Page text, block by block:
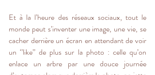
Et à la l’heure des réseaux sociaux, tout le
monde peut s’inventer une image, une vie, se
cacher derrière un écran en attendant de voir
un ‘’like’’ de plus sur la photo : celle qu’on
enlace un arbre par une douce journée